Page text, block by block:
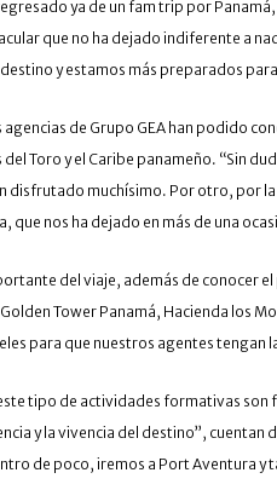
ya de un fam trip por
que no ha dejado indiferente a
y estamos más preparados
agencias de Grupo GEA han podido
del Toro y el Caribe panameño. “Sin
disfrutado muchísimo. Por otro, por
que nos ha dejado en más de una
del viaje, además de conocer
Tower Panamá, Hacienda los
para que nuestros agentes
tipo de actividades formativas
y la vivencia del destino”, cuentan
de poco, iremos a Port Aventura y